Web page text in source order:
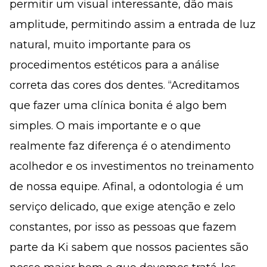
permitir um visual interessante, dão mais
amplitude, permitindo assim a entrada de luz
natural, muito importante para os
procedimentos estéticos para a análise
correta das cores dos dentes. “Acreditamos
que fazer uma clínica bonita é algo bem
simples. O mais importante e o que
realmente faz diferença é o atendimento
acolhedor e os investimentos no treinamento
de nossa equipe. Afinal, a odontologia é um
serviço delicado, que exige atenção e zelo
constantes, por isso as pessoas que fazem
parte da Ki sabem que nossos pacientes são